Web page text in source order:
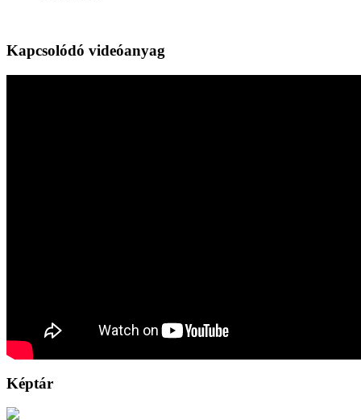
Kapcsolódó videóanyag
Képtár